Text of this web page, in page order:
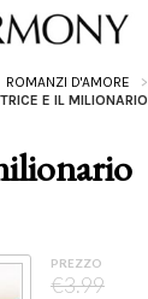
ROMANZI D'AMORE
E IL MILIONARIO
PREZZO
€3.99